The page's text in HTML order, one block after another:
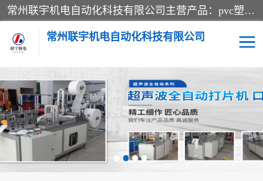
常州联宇机电自动化科技有限公司主营产品：pvc塑料焊机、高频热合机、软膜天花压边机、服装布料凹凸压花机、布料3d压印设备、服装植胶设备、超声波布料花边机、无纺布热合机、全自动压花机。
常州联宇机电自动化科技有限公司
压花定型机以及压花模具 超声波热合机
高频热合机 超声波花边机
超声波复合压花机 凹凸压花机压标机